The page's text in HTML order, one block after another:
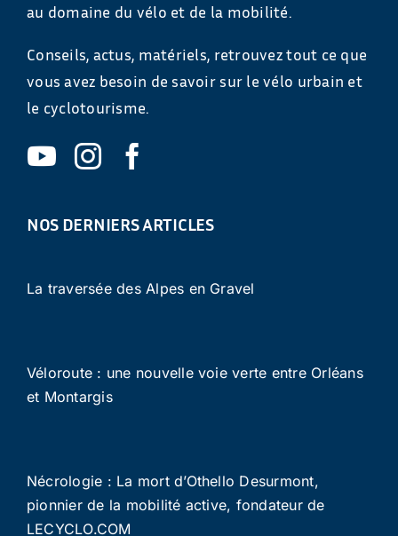
au domaine du vélo et de la mobilité.
Conseils, actus, matériels, retrouvez tout ce que
vous avez besoin de savoir sur le vélo urbain et
le cyclotourisme.
NOS DERNIERS ARTICLES
La traversée des Alpes en Gravel
Véloroute : une nouvelle voie verte entre Orléans
et Montargis
Nécrologie : La mort d’Othello Desurmont,
pionnier de la mobilité active, fondateur de
LECYCLO.COM